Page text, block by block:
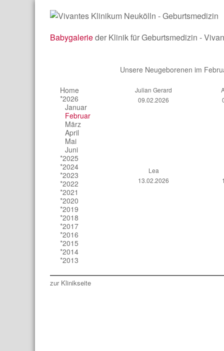
Babygalerieder Klinik für Geburtsmedizin -
Home
*2026
Januar
Februar
März
April
Mai
Juni
*2025
*2024
*2023
*2022
*2021
*2020
*2019
*2018
*2017
*2016
*2015
*2014
*2013
Unsere Neugeborenen im
Julian Gerard
09.02.2026
Lea
13.02.2026
zur Klinikseite